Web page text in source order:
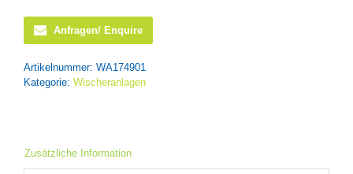
Anfragen/ Enquire
Artikelnummer: WA174901
Kategorie: Wischeranlagen
Zusätzliche Information